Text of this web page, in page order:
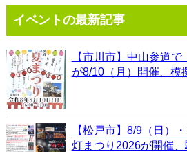
イベントの最新記事
【市川市】中山参道で
が8/10（月）開催、模
【松戸市】8/9（日）
灯まつり2026が開催